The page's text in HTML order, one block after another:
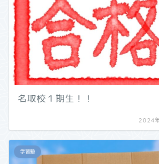
名取校１期生！！
2024
学習塾